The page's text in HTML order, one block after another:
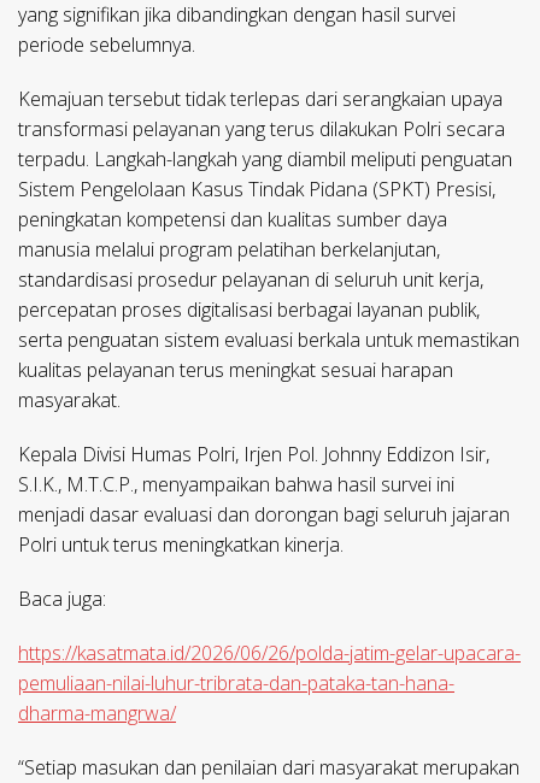
yang signifikan jika dibandingkan dengan hasil survei
periode sebelumnya.
Kemajuan tersebut tidak terlepas dari serangkaian upaya
transformasi pelayanan yang terus dilakukan Polri secara
terpadu. Langkah-langkah yang diambil meliputi penguatan
Sistem Pengelolaan Kasus Tindak Pidana (SPKT) Presisi,
peningkatan kompetensi dan kualitas sumber daya
manusia melalui program pelatihan berkelanjutan,
standardisasi prosedur pelayanan di seluruh unit kerja,
percepatan proses digitalisasi berbagai layanan publik,
serta penguatan sistem evaluasi berkala untuk memastikan
kualitas pelayanan terus meningkat sesuai harapan
masyarakat.
Kepala Divisi Humas Polri, Irjen Pol. Johnny Eddizon Isir,
S.I.K., M.T.C.P., menyampaikan bahwa hasil survei ini
menjadi dasar evaluasi dan dorongan bagi seluruh jajaran
Polri untuk terus meningkatkan kinerja.
Baca juga:
https://kasatmata.id/2026/06/26/polda-jatim-gelar-upacara-
pemuliaan-nilai-luhur-tribrata-dan-pataka-tan-hana-
dharma-mangrwa/
“Setiap masukan dan penilaian dari masyarakat merupakan